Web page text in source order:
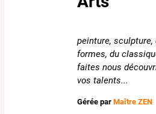
peinture,
formes, du
faites nous
vos talents...
Gérée parMaître ZEN